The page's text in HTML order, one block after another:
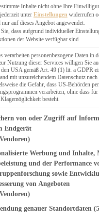
Inhalte nicht ohne Ihre
unter Einstellungen widerrufen
auf dieses Angebot angewendet.
Sie, dass aufgrund individueller
der Website verfügbar sind.
verarbeiten personenbezogene Daten
Nutzung dieser Services willigen Sie
USA gemäß Art. 49 (1) lit. a GDPR
mit unzureichendem Datenschutz
die Gefahr, dass US-Behörden
verarbeiten, ohne dass
besteht.
finden Sie eine Liste der Zwecke des
von oder Zugriff auf
Endgerät
Werbung und Inhalte,
und der Performance
sowie
von Angeboten
genauer Standortdaten